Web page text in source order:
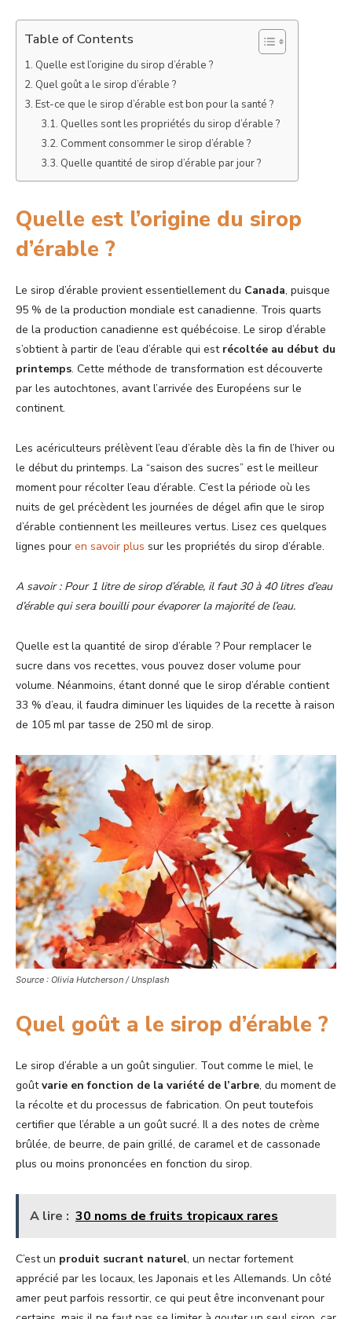
Table of Contents
Quelle est l’origine du sirop d’érable ?
Quel goût a le sirop d’érable ?
Est-ce que le sirop d’érable est bon pour la santé ?
Quelles sont les propriétés du sirop d’érable ?
Comment consommer le sirop d’érable ?
Quelle quantité de sirop d’érable par jour ?
Quelle est l’origine du sirop
d’érable ?
Le sirop d’érable provient essentiellement du Canada, puisque
95 % de la production mondiale est canadienne. Trois quarts
de la production canadienne est québécoise. Le sirop d’érable
s’obtient à partir de l’eau d’érable qui est récoltée au début du
printemps. Cette méthode de transformation est découverte
par les autochtones, avant l’arrivée des Européens sur le
continent.
Les acériculteurs prélèvent l’eau d’érable dès la fin de l’hiver ou
le début du printemps. La “saison des sucres” est le meilleur
moment pour récolter l’eau d’érable. C’est la période où les
nuits de gel précèdent les journées de dégel afin que le sirop
d’érable contiennent les meilleures vertus. Lisez ces quelques
lignes pour en savoir plus sur les propriétés du sirop d’érable.
A savoir : Pour 1 litre de sirop d’érable, il faut 30 à 40 litres d’eau
d’érable qui sera bouilli pour évaporer la majorité de l’eau.
Quelle est la quantité de sirop d’érable ? Pour remplacer le
sucre dans vos recettes, vous pouvez doser volume pour
volume. Néanmoins, étant donné que le sirop d’érable contient
33 % d’eau, il faudra diminuer les liquides de la recette à raison
de 105 ml par tasse de 250 ml de sirop.
Source : Olivia Hutcherson / Unsplash
Quel goût a le sirop d’érable ?
Le sirop d’érable a un goût singulier. Tout comme le miel, le
goûtvarie en fonction de la variété de l’arbre, du moment de
la récolte et du processus de fabrication. On peut toutefois
certifier que l’érable a un goût sucré. Il a des notes de crème
brûlée, de beurre, de pain grillé, de caramel et de cassonade
plus ou moins prononcées en fonction du sirop.
A lire : 30 noms de fruits tropicaux rares
C’est un produit sucrant naturel, un nectar fortement
apprécié par les locaux, les Japonais et les Allemands. Un côté
amer peut parfois ressortir, ce qui peut être inconvenant pour